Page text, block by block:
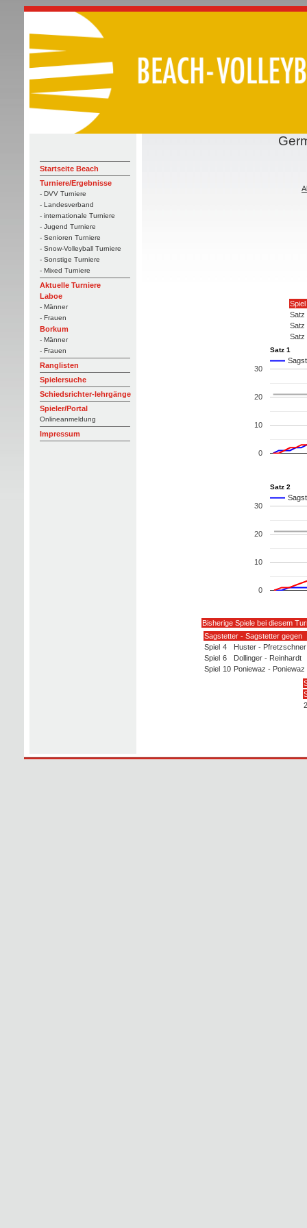
Startseite Beach
Turniere/Ergebnisse
- DVV Turniere
- Landesverband
- internationale Turniere
- Jugend Turniere
- Senioren Turniere
- Snow-Volleyball Turniere
- Sonstige Turniere
- Mixed Turniere
Aktuelle Turniere
Laboe
- Männer
- Frauen
Borkum
- Männer
- Frauen
Ranglisten
Spielersuche
Schiedsrichter-lehrgänge
Spieler/Portal
Onlineanmeldung
Impressum
Satz
Satz
Satz
Satz 1
0
10
20
30
Satz 2
0
10
20
30
Bisherige Spiele bei diesem
Sagstetter - Sagstetter gegen
Spiel 4
Huster - Pfretzschner
Spiel 6
Dollinger - Reinhardt
Spiel 10 Poniewaz - Poniewaz